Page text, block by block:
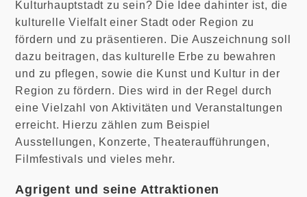
Kulturhauptstadt zu sein? Die Idee dahinter ist, die
kulturelle Vielfalt einer Stadt oder Region zu
fördern und zu präsentieren. Die Auszeichnung soll
dazu beitragen, das kulturelle Erbe zu bewahren
und zu pflegen, sowie die Kunst und Kultur in der
Region zu fördern. Dies wird in der Regel durch
eine Vielzahl von Aktivitäten und Veranstaltungen
erreicht. Hierzu zählen zum Beispiel
Ausstellungen, Konzerte, Theateraufführungen,
Filmfestivals und vieles mehr.
Agrigent und seine Attraktionen